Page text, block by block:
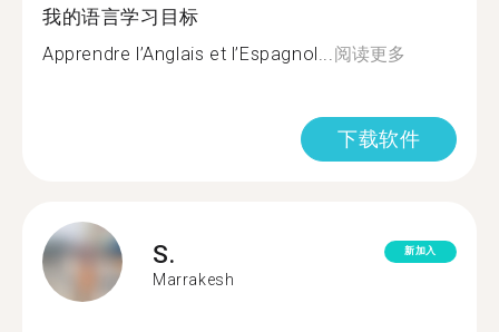
我的语言学习目标
Apprendre l’Anglais et l’Espagnol...阅读更多
下载软件
S.
Marrakesh
新加入